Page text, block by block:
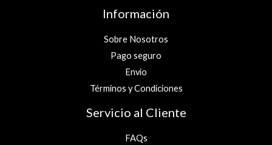
Información
Sobre Nosotros
Pago seguro
Envio
Términos y Condiciones
Servicio al Cliente
FAQs